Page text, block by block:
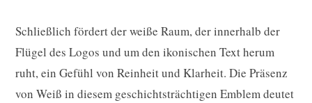
Schließlich fördert der weiße Raum, der innerhalb der
Flügel des Logos und um den ikonischen Text herum
ruht, ein Gefühl von Reinheit und Klarheit. Die Präsenz
von Weiß in diesem geschichtsträchtigen Emblem deutet